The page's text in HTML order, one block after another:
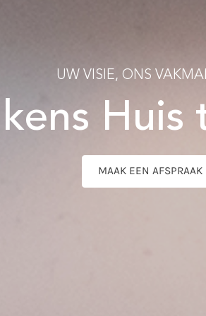
UW VISIE, ONS
Huis
MAAK EEN AFSPRAAK